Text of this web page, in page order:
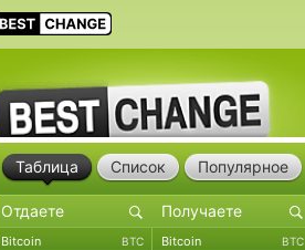
Таблица Список Популярное
Bitcoin BTC Bitcoin BTC